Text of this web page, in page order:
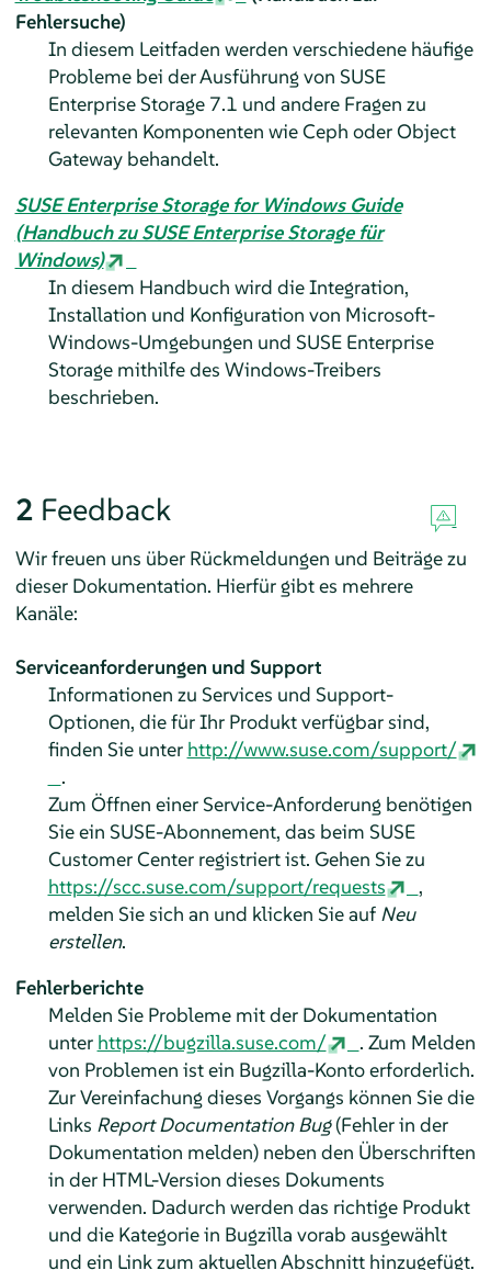
Fehlersuche)
In diesem Leitfaden werden verschiedene häufige
Probleme bei der Ausführung von SUSE
Enterprise Storage 7.1 und andere Fragen zu
relevanten Komponenten wie Ceph oder Object
Gateway behandelt.
SUSE Enterprise Storage for Windows Guide
(Handbuch zu SUSE Enterprise Storage für
Windows)
In diesem Handbuch wird die Integration,
Installation und Konfiguration von Microsoft-
Windows-Umgebungen und SUSE Enterprise
Storage mithilfe des Windows-Treibers
beschrieben.
2 Feedback
Wir freuen uns über Rückmeldungen und Beiträge zu
dieser Dokumentation. Hierfür gibt es mehrere
Kanäle:
Serviceanforderungen und Support
Informationen zu Services und Support-
Optionen, die für Ihr Produkt verfügbar sind,
finden Sie unter http://www.suse.com/support/
.
Zum Öffnen einer Service-Anforderung benötigen
Sie ein SUSE-Abonnement, das beim SUSE
Customer Center registriert ist. Gehen Sie zu
https://scc.suse.com/support/requests
,
melden Sie sich an und klicken Sie auf Neu
erstellen.
Fehlerberichte
Melden Sie Probleme mit der Dokumentation
unter https://bugzilla.suse.com/
. Zum Melden
von Problemen ist ein Bugzilla-Konto erforderlich.
Zur Vereinfachung dieses Vorgangs können Sie die
Links Report Documentation Bug(Fehler in der
Dokumentation melden) neben den Überschriften
in der HTML-Version dieses Dokuments
verwenden. Dadurch werden das richtige Produkt
und die Kategorie in Bugzilla vorab ausgewählt
und ein Link zum aktuellen Abschnitt hinzugefügt.